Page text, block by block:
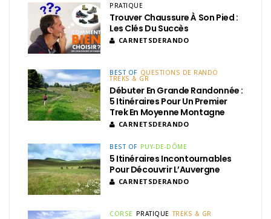
PRATIQUE
Trouver Chaussure À Son Pied :
Les Clés Du Succès
CARNETSDERANDO
BEST OF QUESTIONS DE RANDO
TREKS & GR
Débuter En Grande Randonnée :
5 Itinéraires Pour Un Premier
Trek En Moyenne Montagne
CARNETSDERANDO
BEST OF PUY-DE-DÔME
5 Itinéraires Incontournables
Pour Découvrir L’Auvergne
CARNETSDERANDO
CORSE PRATIQUE TREKS & GR